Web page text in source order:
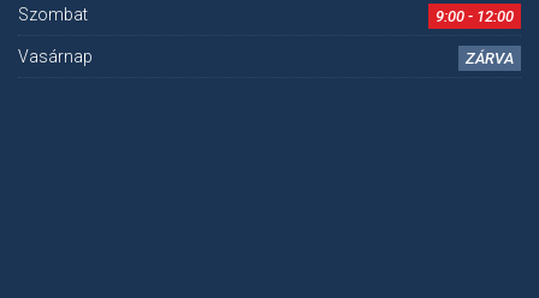
Szombat 9:00 - 12:00
Vasárnap ZÁRVA